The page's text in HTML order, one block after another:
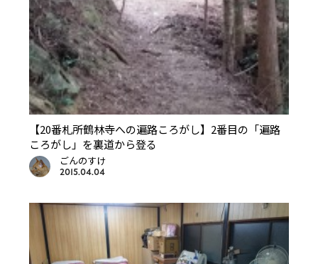
【20番札所鶴林寺への遍路ころがし】2番目の「遍路
ころがし」を裏道から登る
ごんのすけ
2015.04.04